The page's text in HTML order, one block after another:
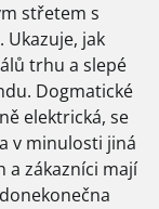
střetem s
jak
trhu a slepé
Dogmatické
elektrická, se
v minulosti jiná
a zákazníci mají